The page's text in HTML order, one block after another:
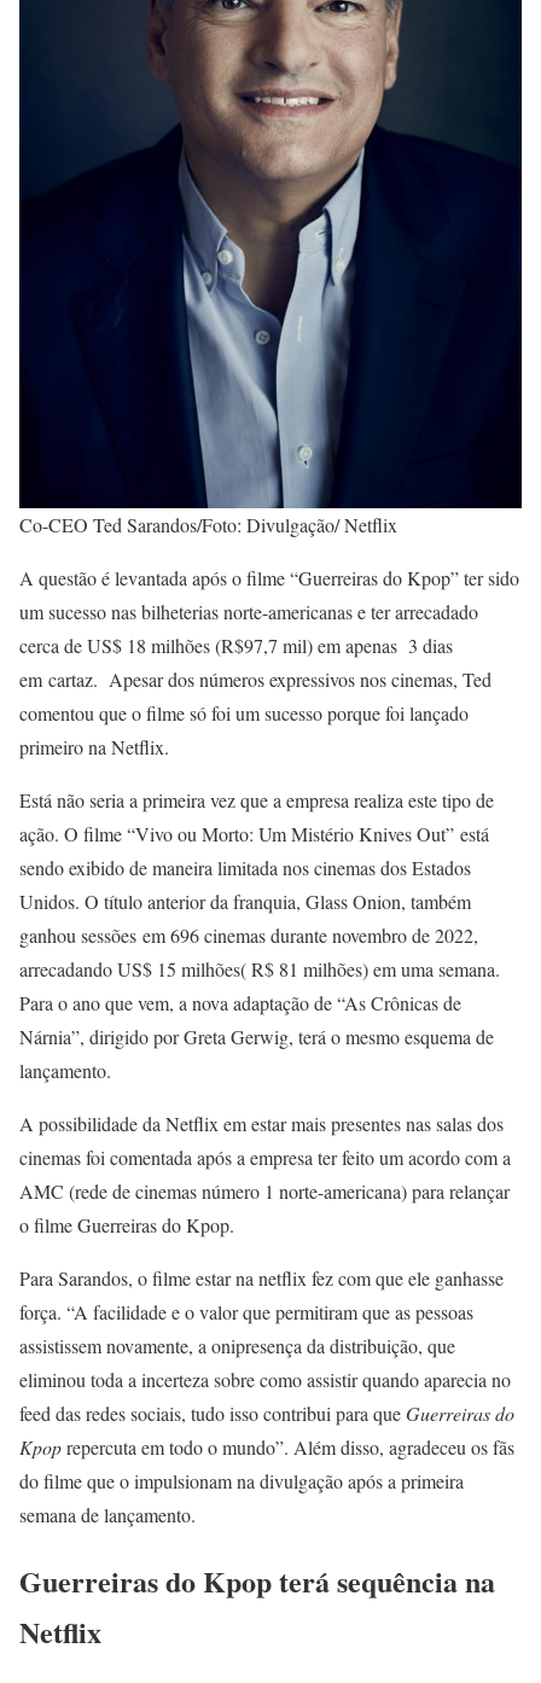
Co-CEO Ted Sarandos/Foto: Divulgação/ Netflix
A questão é levantada após o filme “Guerreiras do Kpop” ter sido
um sucesso nas bilheterias norte-americanas e ter arrecadado
cerca de US$ 18 milhões (R$97,7 mil) em apenas 3 dias
em cartaz. Apesar dos números expressivos nos cinemas, Ted
comentou que o filme só foi um sucesso porque foi lançado
primeiro na Netflix.
Está não seria a primeira vez que a empresa realiza este tipo de
ação. O filme “Vivo ou Morto: Um Mistério Knives Out” está
sendo exibido de maneira limitada nos cinemas dos Estados
Unidos. O título anterior da franquia, Glass Onion, também
ganhou sessões em 696 cinemas durante novembro de 2022,
arrecadando US$ 15 milhões( R$ 81 milhões) em uma semana.
Para o ano que vem, a nova adaptação de “As Crônicas de
Nárnia”, dirigido por Greta Gerwig, terá o mesmo esquema de
lançamento.
A possibilidade da Netflix em estar mais presentes nas salas dos
cinemas foi comentada após a empresa ter feito um acordo com a
AMC (rede de cinemas número 1 norte-americana) para relançar
o filme Guerreiras do Kpop.
Para Sarandos, o filme estar na netflix fez com que ele ganhasse
força. “A facilidade e o valor que permitiram que as pessoas
assistissem novamente, a onipresença da distribuição, que
eliminou toda a incerteza sobre como assistir quando aparecia no
feed das redes sociais, tudo isso contribui para queGuerreiras do
Kpoprepercuta em todo o mundo”. Além disso, agradeceu os fãs
do filme que o impulsionam na divulgação após a primeira
semana de lançamento.
Guerreiras do Kpop terá sequência na
Netflix